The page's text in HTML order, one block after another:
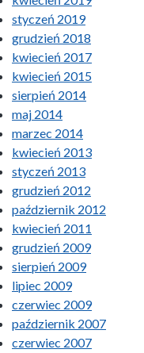
styczeń 2019
grudzień 2018
kwiecień 2017
kwiecień 2015
sierpień 2014
maj 2014
marzec 2014
kwiecień 2013
styczeń 2013
grudzień 2012
październik 2012
kwiecień 2011
grudzień 2009
sierpień 2009
lipiec 2009
czerwiec 2009
październik 2007
czerwiec 2007